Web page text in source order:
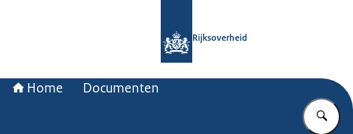
Rijksoverheid
Home Documenten